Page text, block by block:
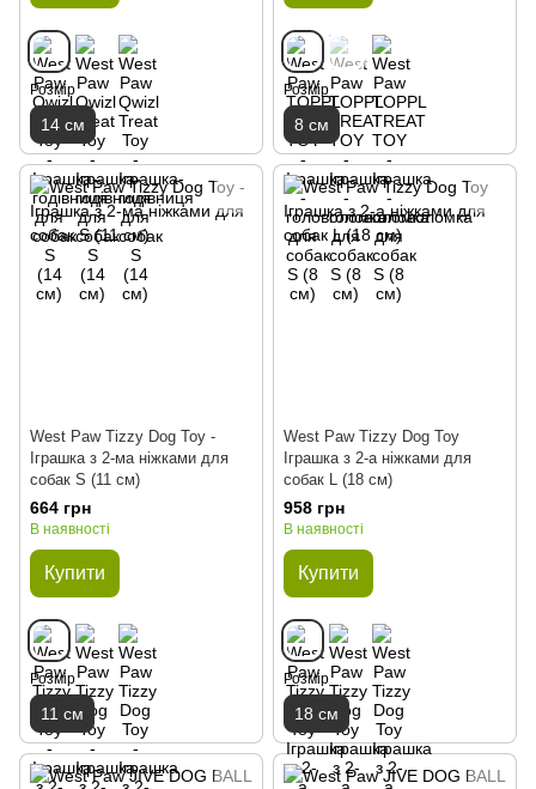
Розмір
14 см
Розмір
8 см
West Paw Tizzy Dog Toy -
Іграшка з 2-ма ніжками для
собак S (11 см)
664 грн
В наявності
Купити
Розмір
11 см
West Paw Tizzy Dog Toy
Іграшка з 2-а ніжками для
собак L (18 см)
958 грн
В наявності
Купити
Розмір
18 см